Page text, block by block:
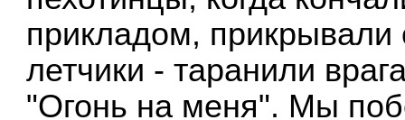
прикладом, прикрывали
летчики - таранили
"Огонь на меня". Мы